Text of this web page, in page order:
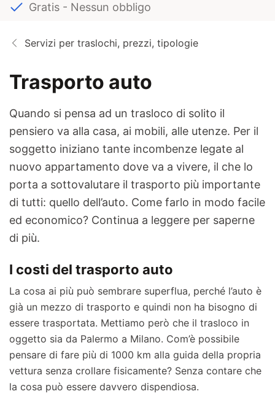
Gratis - Nessun obbligo
Servizi per traslochi, prezzi, tipologie
Trasporto auto
Quando si pensa ad un trasloco di solito il
pensiero va alla casa, ai mobili, alle utenze. Per il
soggetto iniziano tante incombenze legate al
nuovo appartamento dove va a vivere, il che lo
porta a sottovalutare il trasporto più importante
di tutti: quello dell’auto. Come farlo in modo facile
ed economico? Continua a leggere per saperne
di più.
I costi del trasporto auto
La cosa ai più può sembrare superflua, perché l’auto è
già un mezzo di trasporto e quindi non ha bisogno di
essere trasportata. Mettiamo però che il trasloco in
oggetto sia da Palermo a Milano. Com’è possibile
pensare di fare più di 1000 km alla guida della propria
vettura senza crollare fisicamente? Senza contare che
la cosa può essere davvero dispendiosa.